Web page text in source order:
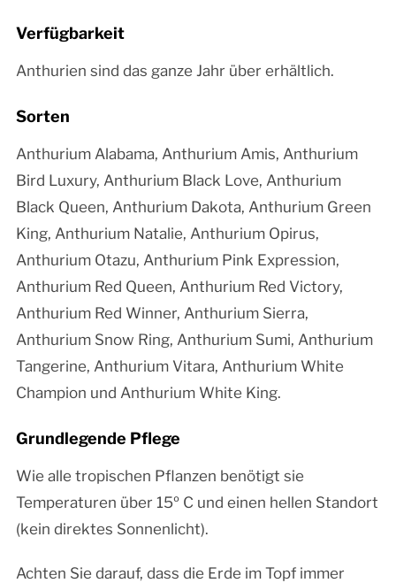
Verfügbarkeit
Anthurien sind das ganze Jahr über erhältlich.
Sorten
Anthurium Alabama, Anthurium Amis, Anthurium
Bird Luxury, Anthurium Black Love, Anthurium
Black Queen, Anthurium Dakota, Anthurium Green
King, Anthurium Natalie, Anthurium Opirus,
Anthurium Otazu, Anthurium Pink Expression,
Anthurium Red Queen, Anthurium Red Victory,
Anthurium Red Winner, Anthurium Sierra,
Anthurium Snow Ring, Anthurium Sumi, Anthurium
Tangerine, Anthurium Vitara, Anthurium White
Champion und Anthurium White King.
Grundlegende Pflege
Wie alle tropischen Pflanzen benötigt sie
Temperaturen über 15º C und einen hellen Standort
(kein direktes Sonnenlicht).
Achten Sie darauf, dass die Erde im Topf immer